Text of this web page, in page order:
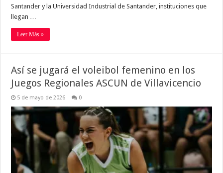
Santander y la Universidad Industrial de Santander, instituciones que
llegan …
Leer Más »
Así se jugará el voleibol femenino en los
Juegos Regionales ASCUN de Villavicencio
5 de mayo de 2026 0